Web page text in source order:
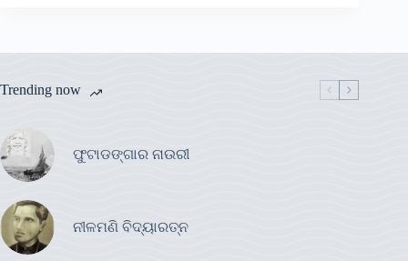
Trending now
ଫୁଟାଡଙ୍ଗାର ନାଉରୀ
ନୀଳମଣି ବିଦ୍ୟାରତ୍ନ